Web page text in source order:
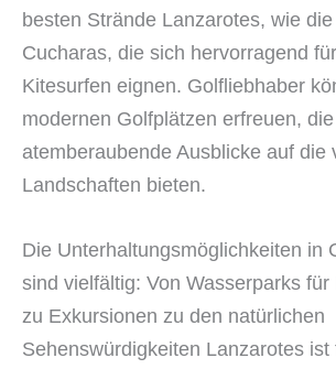
besten Strände Lanzarotes, wie
Cucharas, die sich hervorragend
Kitesurfen eignen. Golfliebhaber
modernen Golfplätzen erfreuen, die
atemberaubende Ausblicke auf die
Landschaften bieten.
Die Unterhaltungsmöglichkeiten in
sind vielfältig: Von Wasserparks für
zu Exkursionen zu den natürlichen
Sehenswürdigkeiten Lanzarotes